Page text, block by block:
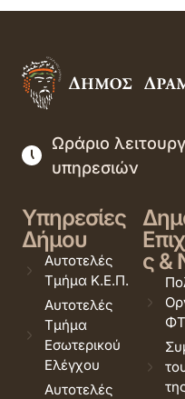
Ωράριο
υπηρεσιών
Υπηρεσίες
Δήμου
Αυτοτελές
Τμήμα Κ.Ε.Π.
Αυτοτελές
Τμήμα
Εσωτερικού
Ελέγχου
Αυτοτελές
ς &